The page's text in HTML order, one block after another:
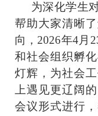
为深化学生
帮助大家清晰
向，2026年4月
和社会组织孵
灯辉，为社会
上遇见更辽阔
会议形式进行 ，